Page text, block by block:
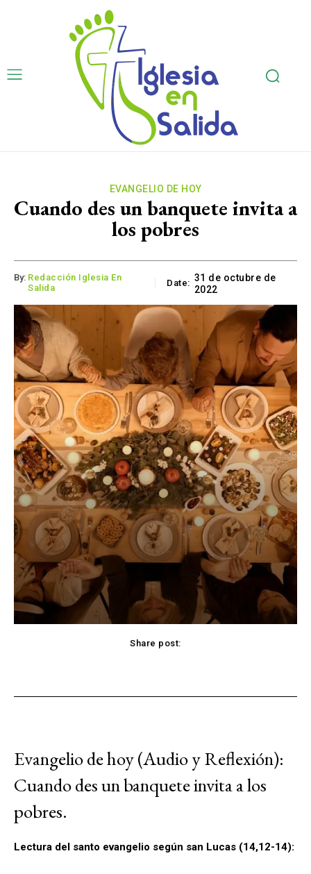
EVANGELIO DE HOY
Cuando des un banquete invita a
los pobres
By: Redacción Iglesia En
Salida
Date: 31 de octubre de
2022
Share post:
Evangelio de hoy (Audio y Reflexión):
Cuando des un banquete invita a los
pobres.
Lectura del santo evangelio según san Lucas (14,12-14):